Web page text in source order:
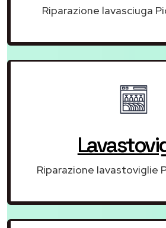
Riparazione lavasciuga
Riparazione lavastoviglie